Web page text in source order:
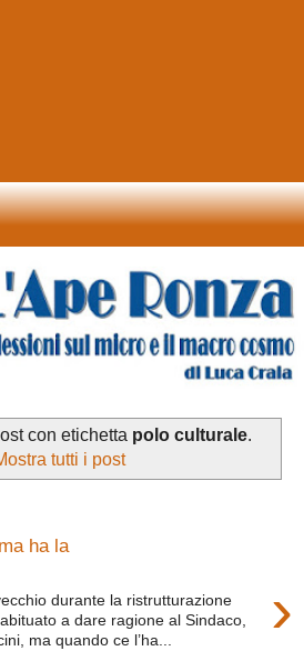
con etichetta polo culturale.
tutti i post
ha la
›
durante la ristrutturazione
a dare ragione al Sindaco,
ma quando ce l’ha...